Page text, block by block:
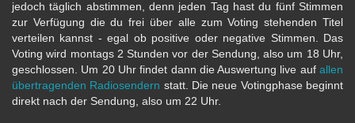
jedoch täglich abstimmen, denn jeden Tag hast du fünf Stimmen
zur Verfügung die du frei über alle zum Voting stehenden Titel
verteilen kannst - egal ob positive oder negative Stimmen. Das
Voting wird montags 2 Stunden vor der Sendung, also um 18 Uhr,
geschlossen. Um 20 Uhr findet dann die Auswertung live auf allen
übertragenden Radiosendern statt. Die neue Votingphase beginnt
direkt nach der Sendung, also um 22 Uhr.